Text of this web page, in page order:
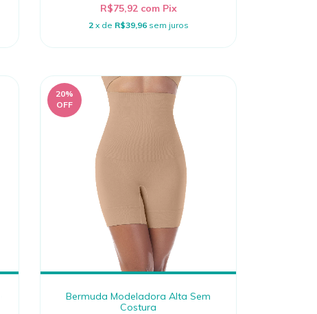
R$75,92 com Pix
2 x de R$39,96 sem juros
20%
OFF
Bermuda Modeladora Alta Sem
Costura